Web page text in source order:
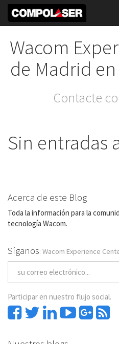
Wacom
de Madrid
Contacte
Sin entradas
Acerca de este Blog
Toda la información para la
tecnología Wacom.
Síganos: Wacom Experience
Participar en nuestro flujo social.